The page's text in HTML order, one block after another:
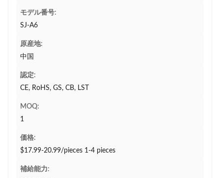
モデル番号:
SJ-A6
原産地:
中国
認定:
CE, RoHS, GS, CB, LST
MOQ:
1
価格:
$17.99-20.99/pieces 1-4 pieces
補給能力: